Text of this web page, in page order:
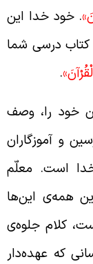
. خود خدا این
درسی شما
»
.
خود را، وصف
و آموزگاران
است. معلّم
همه‌ی این‌‌ها
کلام جلوه‌ی
که عهده‌دار